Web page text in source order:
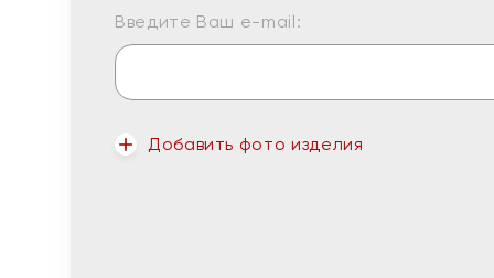
Введите Ваш e-mail:
Добавить фото изделия